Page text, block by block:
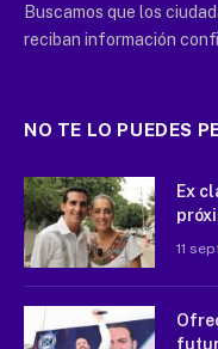
Buscamos que los
reciban información
NO TE LO PUEDES
Ex
11